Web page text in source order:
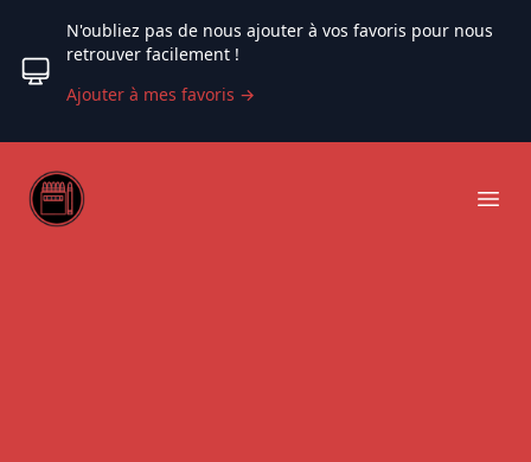
N'oubliez pas de nous ajouter à vos favoris pour nous
retrouver facilement !
Ajouter à mes favoris →
Web coloriage